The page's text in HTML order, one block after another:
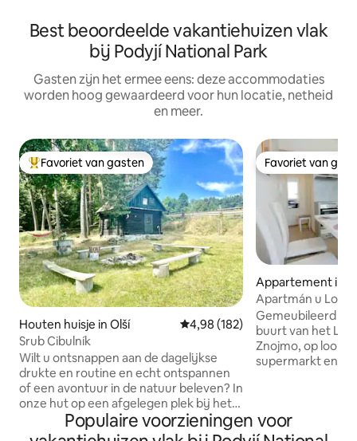
Best beoordeelde vakantiehuizen vlak
bij Podyjí National Park
Gasten zijn het ermee eens: deze accommodaties
worden hoog gewaardeerd voor hun locatie, netheid
en meer.
Topfavoriet van gasten
Favoriet van gasten
Houten huisje in Olší Gemiddelde beoordeling van
4,98 (182)
Srub Cibulník
Wilt u ontsnappen aan de dagelijkse
drukte en routine en echt ontspannen
of een avontuur in de natuur beleven? In
onze hut op een afgelegen plek bij het
bos kunt u heerlijk ontspannen en
volledig tot rust komen. Elektriciteit, wifi
Favoriet van
Favoriet van
Appartement in
Apartmán u
Gemeubileerd
buurt van het
Znojmo, op
supermarkt en
appartement is
ingericht. Er is
Populaire voorzieningen voor